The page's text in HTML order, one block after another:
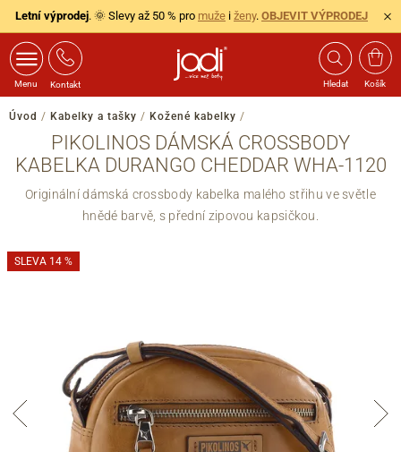
Letní výprodej. 🌞 Slevy až 50 % pro muže i ženy. OBJEVIT VÝPRODEJ
Menu Kontakt Hledat Košík
Úvod / Kabelky a tašky / Kožené kabelky /
PIKOLINOS DÁMSKÁ CROSSBODY
KABELKA DURANGO CHEDDAR WHA-1120
Originální dámská crossbody kabelka malého střihu ve světle
hnědé barvě, s přední zipovou kapsičkou.
SLEVA 14 %